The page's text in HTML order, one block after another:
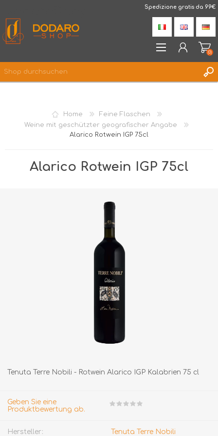
Spedizione gratis da 99€
WUNSCHLISTE
(0)
Home
Feine Flaschen
Weine mit geschützter geografischer Angabe
Alarico Rotwein IGP 75cl
Alarico Rotwein IGP 75cl
Tenuta Terre Nobili - Rotwein Alarico IGP Kalabrien 75 cl
Geben Sie eine
Produktbewertung ab.
Hersteller: Tenuta Terre Nobili